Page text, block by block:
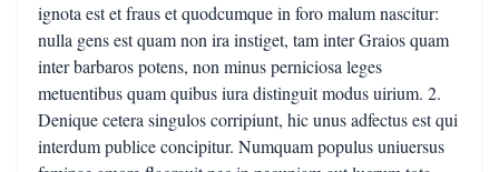
ignota est et fraus et quodcumque in foro malum nascitur:
nulla gens est quam non ira instiget, tam inter Graios quam
inter barbaros potens, non minus perniciosa leges
metuentibus quam quibus iura distinguit modus uirium. 2.
Denique cetera singulos corripiunt, hic unus adfectus est qui
interdum publice concipitur. Numquam populus uniuersus